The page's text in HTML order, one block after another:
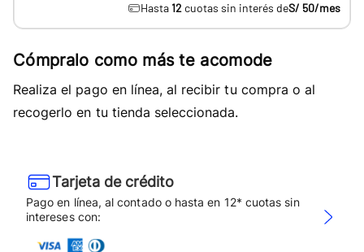
Hasta 12 cuotas sin interés deS/ 50/mes
Cómpralo como más te acomode
Realiza el pago en línea, al recibir tu compra o al
recogerlo en tu tienda seleccionada.
Tarjeta de crédito
Pago en línea, al contado o hasta en 12* cuotas sin
intereses con: